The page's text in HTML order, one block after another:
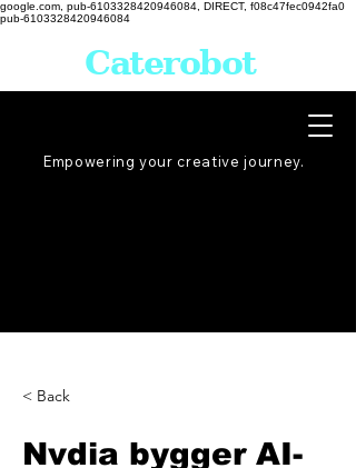
google.com, pub-6103328420946084, DIRECT, f08c47fec0942fa0
pub-6103328420946084
Empowering your creative journey.
Caterobot
< Back
Nvdia bygger AI-